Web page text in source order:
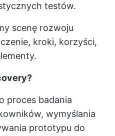
testów.
scenę rozwoju
kroki, korzyści,
proces badania
wymyślania
prototypu do